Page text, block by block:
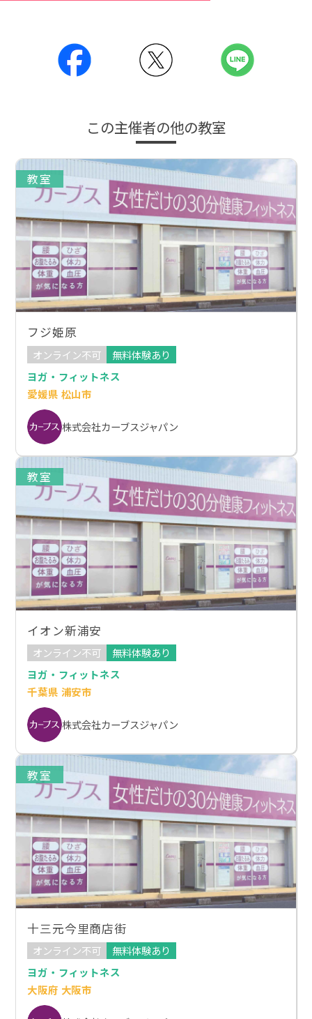
この主催者の他の教室
教室
フジ姫原
オンライン不可
無料体験あり
ヨガ・フィットネス
愛媛県 松山市
株式会社カーブスジャパン
教室
イオン新浦安
オンライン不可
無料体験あり
ヨガ・フィットネス
千葉県 浦安市
株式会社カーブスジャパン
教室
十三元今里商店街
オンライン不可
無料体験あり
ヨガ・フィットネス
大阪府 大阪市